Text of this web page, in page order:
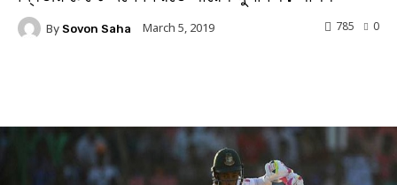
By Sovon Saha March 5, 2019 0
785